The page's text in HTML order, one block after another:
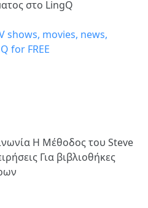
στο LingQ
Η Μέθοδος του Steve
Για βιβλιοθήκες